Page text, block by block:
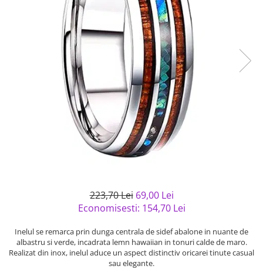
semipretioase
Bijuterii argint placat cu aur
Bijuterii argint cu diverse
Bijuterii argint cu murano
Bijuterii de Lux
Bijuterii gotice si rock
Bijuterii Handmade
Bijuterii fantezie
Casete si cutii de bijuterii
Bijuterii tungsten
223,70 Lei 69,00 Lei
Economisesti: 154,70 Lei
Inelul se remarca prin dunga centrala de sidef abalone in nuante de
albastru si verde, incadrata lemn hawaiian in tonuri calde de maro.
Realizat din inox, inelul aduce un aspect distinctiv oricarei tinute casual
sau elegante.